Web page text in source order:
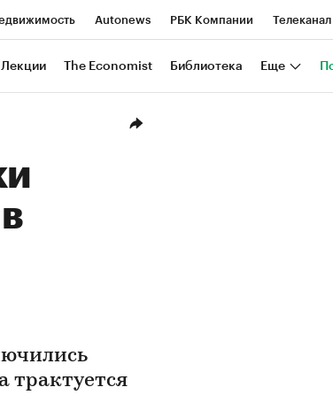
Autonews РБК Компании Телеканал
Тренды Визионеры Национальные проекты
Лекции The Economist Библиотека Еще
трактуется